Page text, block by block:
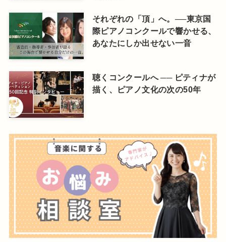
それぞれの「頂」へ。──東京国
際ピアノコンクールで響かせる、
あなたにしか出せない一音
聴くコンクールへ ── ピティナが
描く、ピアノ文化の次の50年